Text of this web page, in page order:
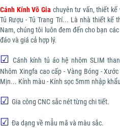
Cánh Kính Võ Gia chuyên tư vấn, thiết kế
Tủ Rượu - Tủ Trang Trí... Là nhà thiết kế
Nam, chúng tôi luôn đem đến cho bạn
đáo và giá cả hợp lý.
☑ Cánh kính tủ áo hệ nhôm SLIM
Nhôm Xingfa cao cấp - Vàng Bóng -
Mịn... Kính màu - Kính sọc 5mm nhập
☑ Gia công CNC sắc nét từng chi tiết.
☑ Đa dạng về mẫu mã và màu sắc.